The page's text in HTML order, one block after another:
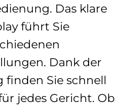
Das klare
führt Sie
Dank der
Sie schnell
jedes Gericht. Ob